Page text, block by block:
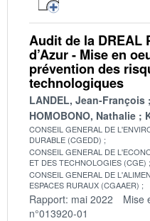
Audit de la DREAL
d’Azur - Mise en
prévention des
technologiques
LANDEL, Jean-François
HOMOBONO, Nathalie
CONSEIL GENERAL DE
DURABLE (CGEDD)
CONSEIL GENERAL DE
ET DES TECHNOLOGIES (CGE)
CONSEIL GENERAL DE
ESPACES RURAUX (CGAAER)
Rapport: mai 2022 Mise
n°013920-01